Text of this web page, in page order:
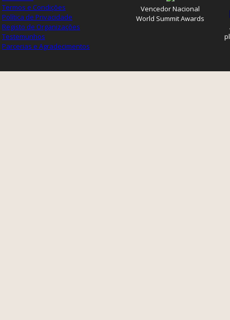
Termos e Condições
Política de Privacidade
Registo de Organizações
Testemunhos
Parcerias e Agradecimentos
Vencedor Nacional
World Summit Awards